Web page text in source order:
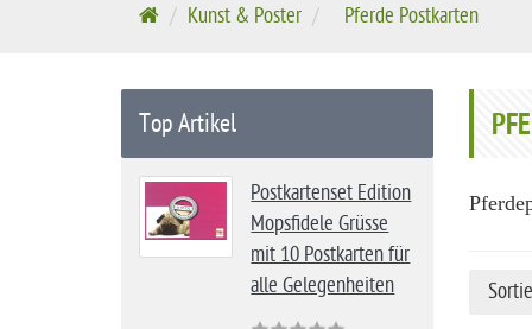
S
t
e
i
t
Kunst & Poster Pferde Postkarten
Top Artikel
Postkartenset Edition
Mopsfidele Grüsse
mit 10 Postkarten für
alle Gelegenheiten